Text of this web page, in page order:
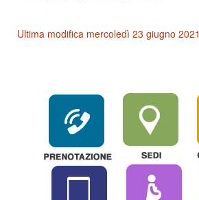
Ultima modifica mercoledì 23 giugno 2021